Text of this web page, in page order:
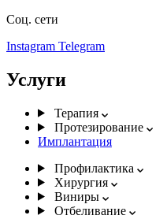
Соц. сети
Instagram Telegram
Услуги
Терапия
Протезирование
Имплантация
Профилактика
Хирургия
Виниры
Отбеливание